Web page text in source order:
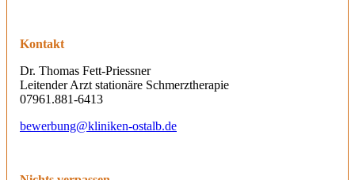
Kontakt
Dr. Thomas Fett-Priessner
Leitender Arzt stationäre Schmerztherapie
07961.881-6413
bewerbung@kliniken-ostalb.de